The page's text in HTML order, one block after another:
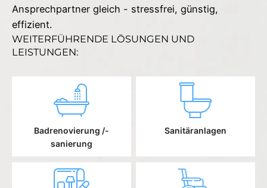
Ansprechpartner gleich - stressfrei, günstig,
effizient.
WEITERFÜHRENDE LÖSUNGEN UND
LEISTUNGEN:
Badrenovierung /-
sanierung
Sanitäranlagen